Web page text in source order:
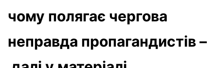
чому полягає чергова
неправда пропагандистів –